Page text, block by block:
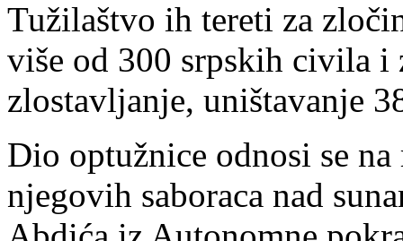
Tužilaštvo ih tereti za
više od 300 srpskih civila
zlostavljanje, uništavanje
Dio optužnice odnosi se
njegovih saboraca nad